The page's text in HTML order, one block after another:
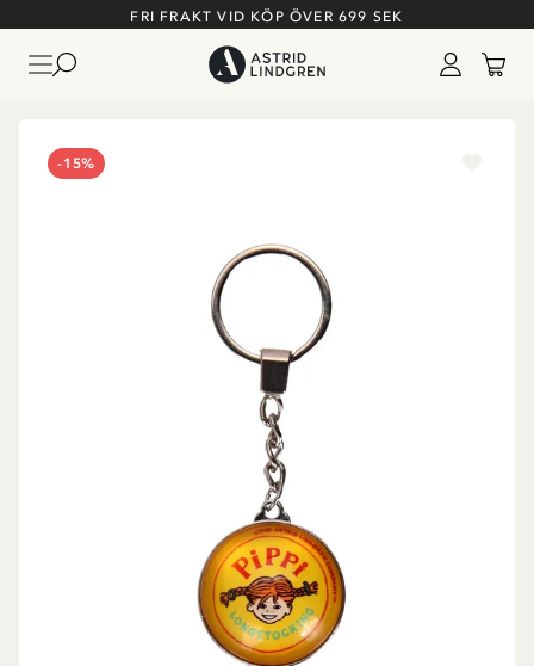
FRI FRAKT VID KÖP ÖVER 699 SEK
-15%